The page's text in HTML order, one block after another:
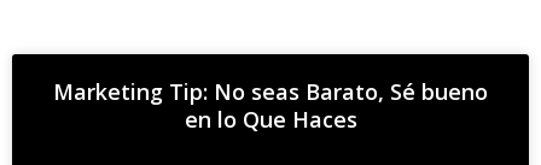
Marketing Tip: No seas Barato, Sé bueno
en lo Que Haces